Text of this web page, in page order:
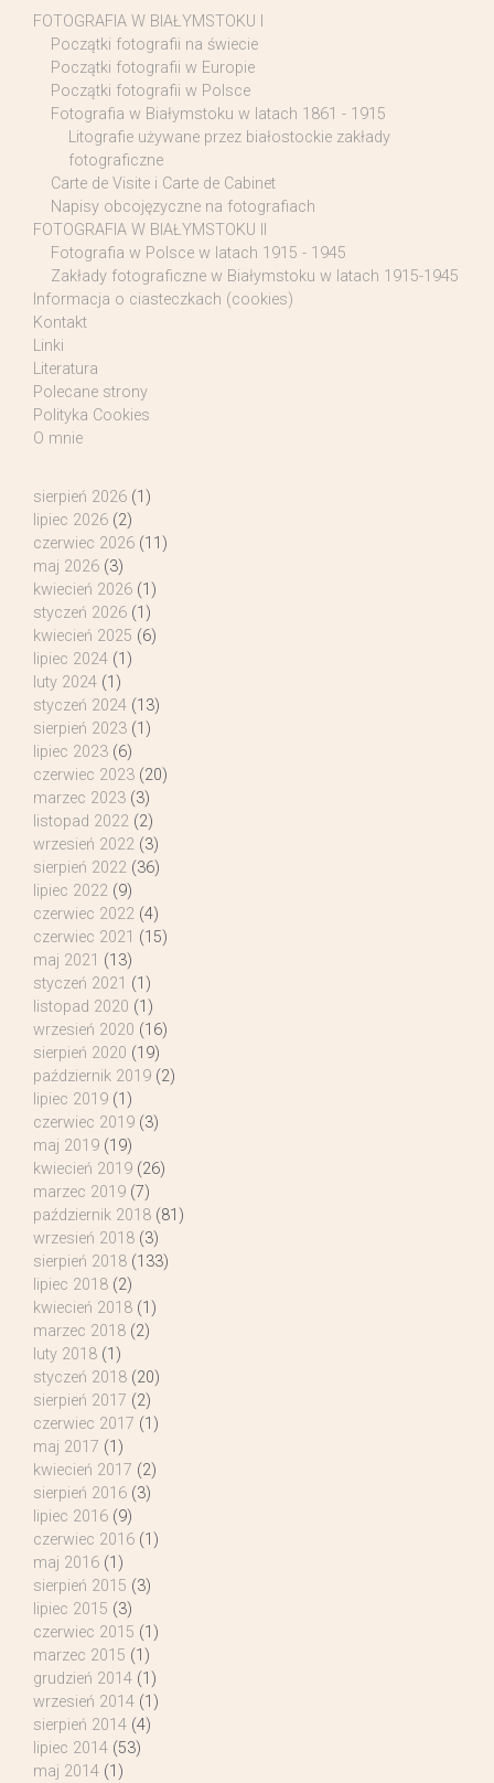
FOTOGRAFIA W BIAŁYMSTOKU I
Początki fotografii na świecie
Początki fotografii w Europie
Początki fotografii w Polsce
Fotografia w Białymstoku w latach 1861 - 1915
Litografie używane przez białostockie zakłady
fotograficzne
Carte de Visite i Carte de Cabinet
Napisy obcojęzyczne na fotografiach
FOTOGRAFIA W BIAŁYMSTOKU II
Fotografia w Polsce w latach 1915 - 1945
Zakłady fotograficzne w Białymstoku w latach 1915-1945
Informacja o ciasteczkach (cookies)
Kontakt
Linki
Literatura
Polecane strony
Polityka Cookies
O mnie
sierpień 2026 (1)
lipiec 2026 (2)
czerwiec 2026 (11)
maj 2026 (3)
kwiecień 2026 (1)
styczeń 2026 (1)
kwiecień 2025 (6)
lipiec 2024 (1)
luty 2024 (1)
styczeń 2024 (13)
sierpień 2023 (1)
lipiec 2023 (6)
czerwiec 2023 (20)
marzec 2023 (3)
listopad 2022 (2)
wrzesień 2022 (3)
sierpień 2022 (36)
lipiec 2022 (9)
czerwiec 2022 (4)
czerwiec 2021 (15)
maj 2021 (13)
styczeń 2021 (1)
listopad 2020 (1)
wrzesień 2020 (16)
sierpień 2020 (19)
październik 2019 (2)
lipiec 2019 (1)
czerwiec 2019 (3)
maj 2019 (19)
kwiecień 2019 (26)
marzec 2019 (7)
październik 2018 (81)
wrzesień 2018 (3)
sierpień 2018 (133)
lipiec 2018 (2)
kwiecień 2018 (1)
marzec 2018 (2)
luty 2018 (1)
styczeń 2018 (20)
sierpień 2017 (2)
czerwiec 2017 (1)
maj 2017 (1)
kwiecień 2017 (2)
sierpień 2016 (3)
lipiec 2016 (9)
czerwiec 2016 (1)
maj 2016 (1)
sierpień 2015 (3)
lipiec 2015 (3)
czerwiec 2015 (1)
marzec 2015 (1)
grudzień 2014 (1)
wrzesień 2014 (1)
sierpień 2014 (4)
lipiec 2014 (53)
maj 2014 (1)